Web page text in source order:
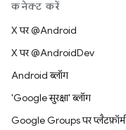
कनेक्ट करें
X पर @Android
X पर @AndroidDev
Android ब्लॉग
'Google सुरक्षा' ब्लॉग
Google Groups पर प्लैटफ़ॉर्म